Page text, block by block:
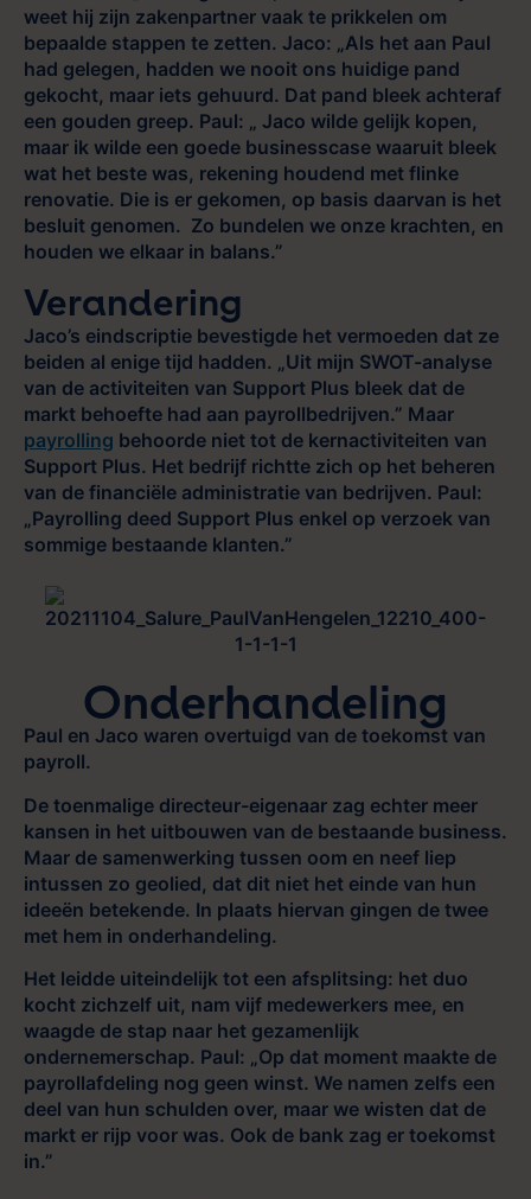
weet hij zijn zakenpartner vaak te prikkelen om
bepaalde stappen te zetten. Jaco: „Als het aan Paul
had gelegen, hadden we nooit ons huidige pand
gekocht, maar iets gehuurd. Dat pand bleek achteraf
een gouden greep. Paul: „ Jaco wilde gelijk kopen,
maar ik wilde een goede businesscase waaruit bleek
wat het beste was, rekening houdend met flinke
renovatie. Die is er gekomen, op basis daarvan is het
besluit genomen. Zo bundelen we onze krachten, en
houden we elkaar in balans.”
Verandering
Jaco’s eindscriptie bevestigde het vermoeden dat ze
beiden al enige tijd hadden. „Uit mijn SWOT-analyse
van de activiteiten van Support Plus bleek dat de
markt behoefte had aan payrollbedrijven.” Maar
payrolling behoorde niet tot de kernactiviteiten van
Support Plus. Het bedrijf richtte zich op het beheren
van de financiële administratie van bedrijven. Paul:
„Payrolling deed Support Plus enkel op verzoek van
sommige bestaande klanten.”
Onderhandeling
Paul en Jaco waren overtuigd van de toekomst van
payroll.
De toenmalige directeur-eigenaar zag echter meer
kansen in het uitbouwen van de bestaande business.
Maar de samenwerking tussen oom en neef liep
intussen zo geolied, dat dit niet het einde van hun
ideeën betekende. In plaats hiervan gingen de twee
met hem in onderhandeling.
Het leidde uiteindelijk tot een afsplitsing: het duo
kocht zichzelf uit, nam vijf medewerkers mee, en
waagde de stap naar het gezamenlijk
ondernemerschap. Paul: „Op dat moment maakte de
payrollafdeling nog geen winst. We namen zelfs een
deel van hun schulden over, maar we wisten dat de
markt er rijp voor was. Ook de bank zag er toekomst
in.”